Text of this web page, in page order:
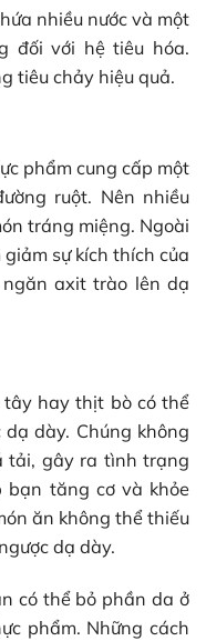
nhiều nước và một
đối với hệ tiêu hóa.
tiêu chảy hiệu quả.
phẩm cung cấp một
ruột. Nên nhiều
tráng miệng. Ngoài
sự kích thích của
axit trào lên dạ
hay thịt bò có thể
dày. Chúng không
tải, gây ra tình trạng
bạn tăng cơ và khỏe
ăn không thể thiếu
dạ dày.
có thể bỏ phần da ở
phẩm. Những cách